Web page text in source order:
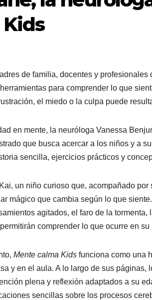
de familia, docentes y
para comprender lo que
el miedo o la culpa puede
en mente, la neuróloga Vanessa
que busca acercar a los niños y a
sencilla, ejercicios prácticos y
un niño curioso que, acompañado
mágico que cambia según lo que
agitados, el faro de la
comprender lo que ocurre en
Mente calma Kids funciona como una
y en el aula. A lo largo de sus
plena y reflexión adaptados a su
sencillas sobre los procesos